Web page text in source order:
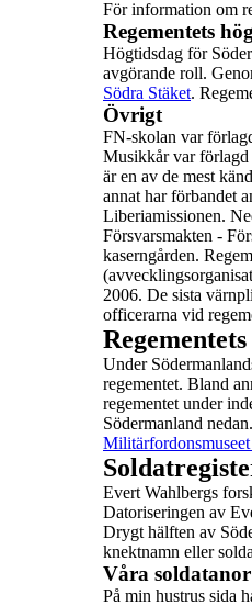
För information om
Regementets
Högtidsdag för
avgörande roll.
Södra Stäket.
Övrigt
FN-skolan var
Musikkårvar förlagd
är en av de mest
annat har förbandet
Liberiamissionen.
Försvarsmakten -
kaserngården.
2006. De sista
officerarna vid
Under
regementet. Bland
regementet under
Södermanland nedan.
Evert Wahlbergs
Datoriseringen av
Drygt hälften av
knektnamn eller
Våra
På min hustrus sida